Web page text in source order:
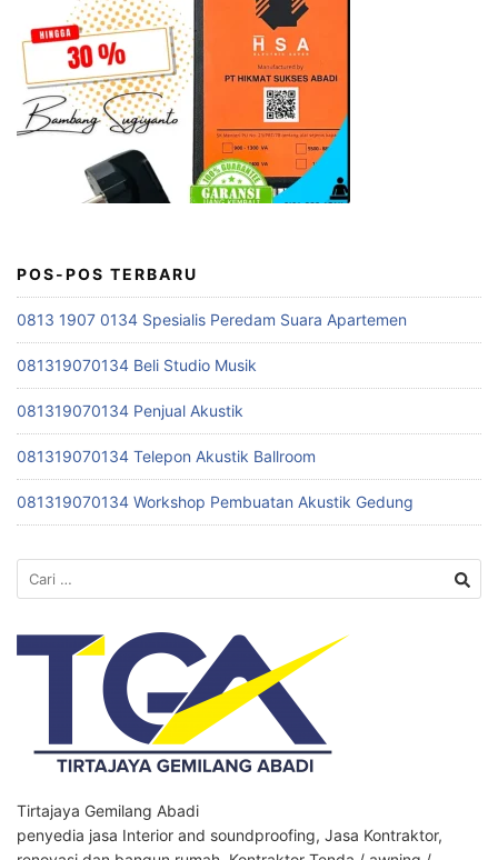
POS-POS TERBARU
0813 1907 0134 Spesialis Peredam Suara Apartemen
081319070134 Beli Studio Musik
081319070134 Penjual Akustik
081319070134 Telepon Akustik Ballroom
081319070134 Workshop Pembuatan Akustik Gedung
Cari
untuk:
Tirtajaya Gemilang Abadi
penyedia jasa Interior and soundproofing, Jasa Kontraktor,